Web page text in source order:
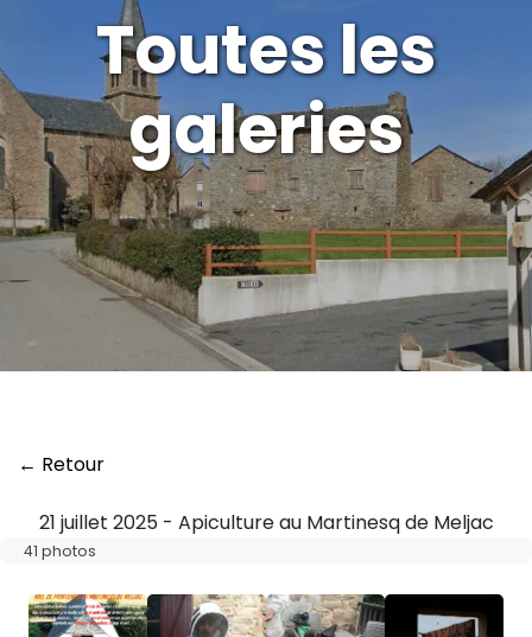
Toutes les
galeries
← Retour
21 juillet 2025 - Apiculture au Martinesq de Meljac
41 photos